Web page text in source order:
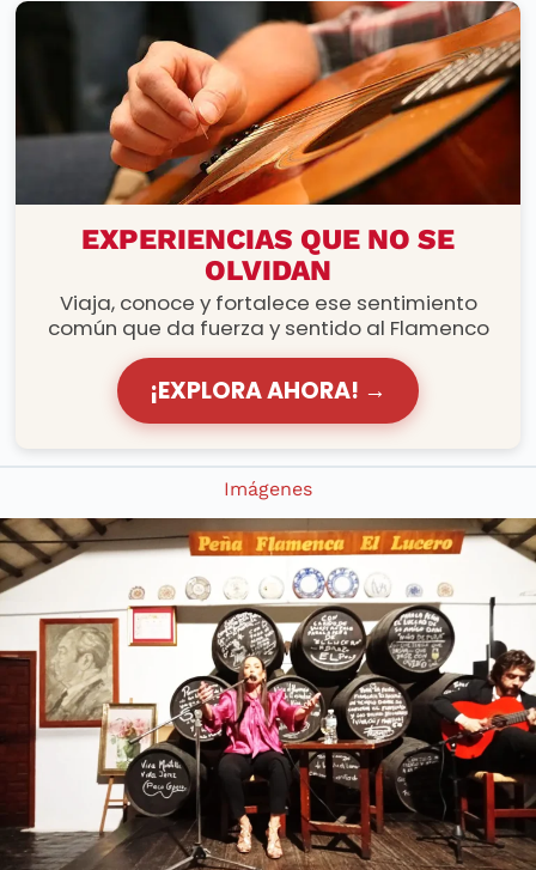
RUTAS FLAMENCAS
EXPERIENCIAS QUE NO SE
OLVIDAN
Viaja, conoce y fortalece ese sentimiento
común que da fuerza y sentido al Flamenco
¡EXPLORA AHORA! →
Imágenes